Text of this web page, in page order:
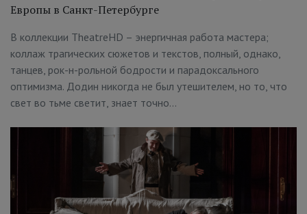
Европы в Санкт-Петербурге
В коллекции TheatreHD – энергичная работа мастера;
коллаж трагических сюжетов и текстов, полный, однако,
танцев, рок-н-рольной бодрости и парадоксального
оптимизма. Додин никогда не был утешителем, но то, что
свет во тьме светит, знает точно…